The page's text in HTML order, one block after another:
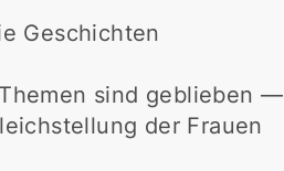
Geschichten
sind geblieben —
der Frauen